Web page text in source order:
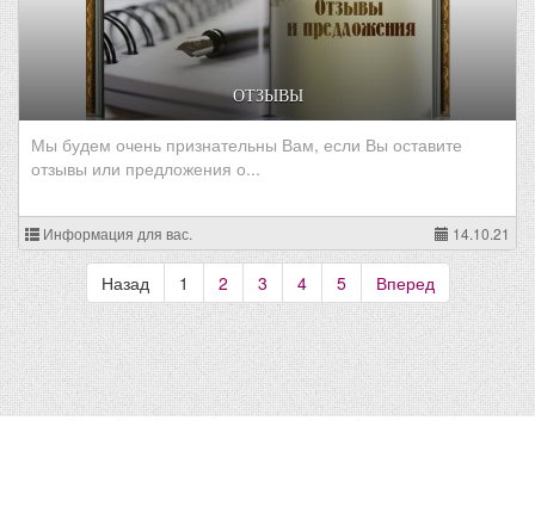
ОТЗЫВЫ
Мы будем очень признательны Вам, если Вы оставите
отзывы или предложения о...
Информация для вас. 14.10.21
Назад 1 2 3 4 5 Вперед